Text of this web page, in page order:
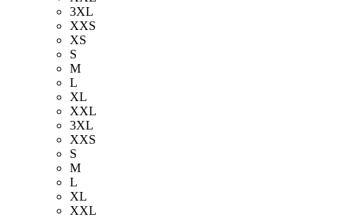
3XL
XXS
XS
S
M
L
XL
XXL
3XL
XXS
S
M
L
XL
XXL